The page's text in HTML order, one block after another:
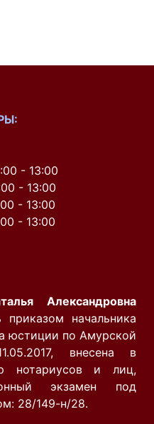
- 13:00
- 13:00
- 13:00
- 13:00
Александровна
приказом начальника
юстиции по Амурской
внесена в
нотариусов и лиц,
экзамен под
28/149-н/28.